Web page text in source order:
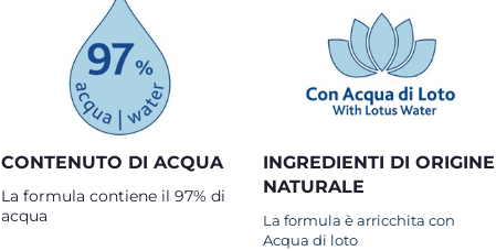
CONTENUTO DI ACQUA
La formula contiene il 97% di
acqua
INGREDIENTI DI ORIGINE
NATURALE
La formula è arricchita con
Acqua di loto